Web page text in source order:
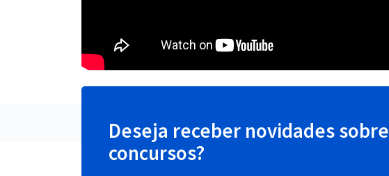
Deseja receber novidades sobre
concursos?